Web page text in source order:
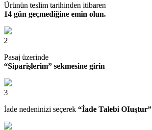
Ürünün teslim tarihinden itibaren
14 gün geçmediğine emin olun.
2
Pasaj üzerinde
“Siparişlerim” sekmesine girin
3
İade nedeninizi seçerek “İade Talebi OIuştur”